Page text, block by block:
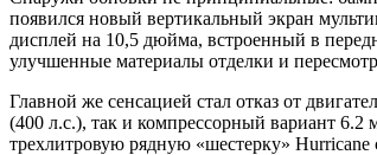
появился новый вертикальный экран
дисплей на 10,5 дюйма, встроенный в
улучшенные материалы отделки и
Главной же сенсацией стал отказ от
(400 л.с.), так и компрессорный вариант
трехлитровую рядную «шестерку» Hurricane